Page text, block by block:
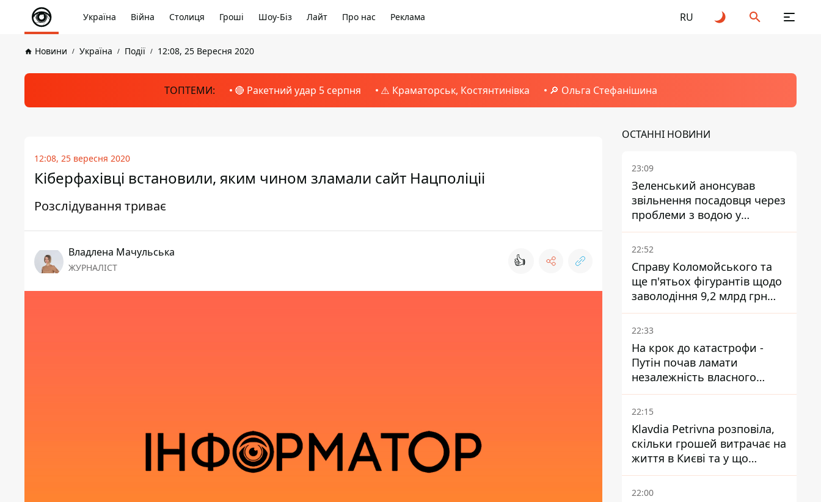
Україна Війна Столиця Гроші Шоу-Біз Лайт Про нас Реклама RU
Новини Україна Події 12:08, 25 Вересня 2020
ТОПТЕМИ: 🔴 Ракетний удар 5 серпня ⚠️ Краматорськ, Костянтинівка 🔎 Ольга Стефанішина
12:08, 25 вересня 2020
Кіберфахівці встановили, яким чином зламали сайт Нацполіціі
Розслідування триває
Владлена Мачульська
ЖУРНАЛІСТ 👍
ОСТАННІ НОВИНИ
23:09
Зеленський анонсував
звільнення посадовця через
проблеми з водою у
Марганці
22:52
Справу Коломойського та
ще п'ятьох фігурантів щодо
заволодіння 9,2 млрд грн
ПриватБанку скерували до
суду
22:33
На крок до катастрофи -
Путін почав ламати
незалежність власного
Центробанку, змусивши
знизити базову ставку
22:15
Klavdia Petrivna розповіла,
скільки грошей витрачає на
життя в Києві та у що
вкладає мільйони
22:00